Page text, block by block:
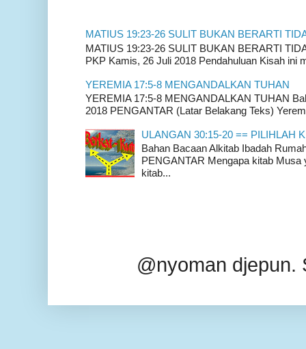
MATIUS 19:23-26 SULIT BUKAN BERARTI
MATIUS 19:23-26 SULIT BUKAN BERARTI
PKP Kamis, 26 Juli 2018 Pendahuluan Kisah ini
YEREMIA 17:5-8 MENGANDALKAN TUHAN
YEREMIA 17:5-8 MENGANDALKAN TUHAN
2018 PENGANTAR (Latar Belakang Teks)
ULANGAN 30:15-20 == PILIHLAH
Bahan Bacaan Alkitab Ibadah
PENGANTAR Mengapa kitab Musa
kitab...
@nyoman